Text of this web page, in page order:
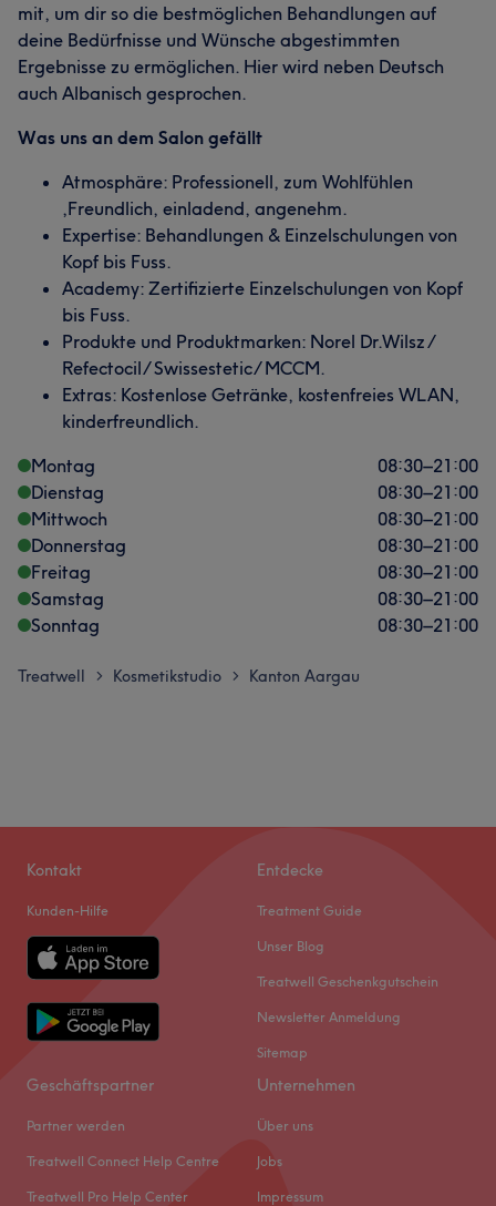
mit, um dir so die bestmöglichen Behandlungen auf
deine Bedürfnisse und Wünsche abgestimmten
Ergebnisse zu ermöglichen. Hier wird neben Deutsch
auch Albanisch gesprochen.
Was uns an dem Salon gefällt
Atmosphäre: Professionell, zum Wohlfühlen
,Freundlich, einladend, angenehm.
Expertise: Behandlungen & Einzelschulungen von
Kopf bis Fuss.
Academy: Zertifizierte Einzelschulungen von Kopf
bis Fuss.
Produkte und Produktmarken: Norel Dr.Wilsz /
Refectocil/ Swissestetic/ MCCM.
Extras: Kostenlose Getränke, kostenfreies WLAN,
kinderfreundlich.
Montag
08:30–21:00
Dienstag
08:30–21:00
Mittwoch
08:30–21:00
Donnerstag
08:30–21:00
Freitag
08:30–21:00
Samstag
08:30–21:00
Sonntag
08:30–21:00
Treatwell > Kosmetikstudio > Kanton Aargau
Kontakt
Kunden-Hilfe
Entdecke
Treatment Guide
Unser Blog
Treatwell Geschenkgutschein
Newsletter Anmeldung
Sitemap
Geschäftspartner
Partner werden
Treatwell Connect Help Centre
Treatwell Pro Help Center
Unternehmen
Über uns
Jobs
Impressum